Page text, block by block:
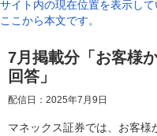
サイト内の現在位置を表示して
ここから本文です。
7月掲載分「お客様
回答」
配信日： 2025年7月9日
マネックス証券では、お客